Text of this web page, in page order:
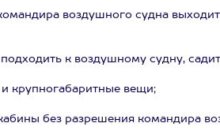
воздушного судна
к воздушному судну,
крупногабаритные вещи;
без разрешения командира